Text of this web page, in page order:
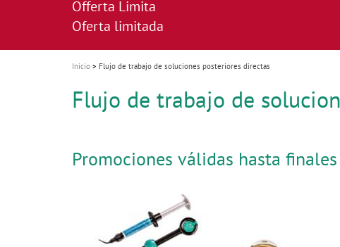
i
o
n
Offerta Limita
Oferta limitada
Inicio Flujo de trabajo de soluciones posteriores directas
Flujo de trabajo de
Promociones válidas hasta